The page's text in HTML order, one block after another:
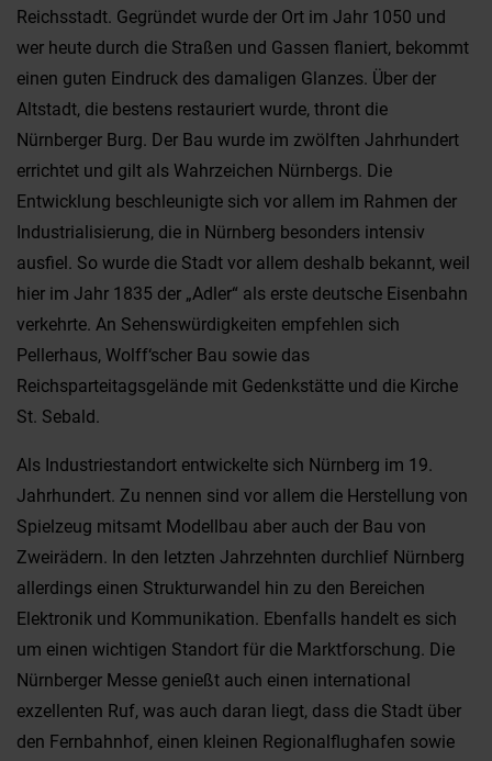
Reichsstadt. Gegründet wurde der Ort im Jahr 1050 und
wer heute durch die Straßen und Gassen flaniert, bekommt
einen guten Eindruck des damaligen Glanzes. Über der
Altstadt, die bestens restauriert wurde, thront die
Nürnberger Burg. Der Bau wurde im zwölften Jahrhundert
errichtet und gilt als Wahrzeichen Nürnbergs. Die
Entwicklung beschleunigte sich vor allem im Rahmen der
Industrialisierung, die in Nürnberg besonders intensiv
ausfiel. So wurde die Stadt vor allem deshalb bekannt, weil
hier im Jahr 1835 der „Adler“ als erste deutsche Eisenbahn
verkehrte. An Sehenswürdigkeiten empfehlen sich
Pellerhaus, Wolff‘scher Bau sowie das
Reichsparteitagsgelände mit Gedenkstätte und die Kirche
St. Sebald.
Als Industriestandort entwickelte sich Nürnberg im 19.
Jahrhundert. Zu nennen sind vor allem die Herstellung von
Spielzeug mitsamt Modellbau aber auch der Bau von
Zweirädern. In den letzten Jahrzehnten durchlief Nürnberg
allerdings einen Strukturwandel hin zu den Bereichen
Elektronik und Kommunikation. Ebenfalls handelt es sich
um einen wichtigen Standort für die Marktforschung. Die
Nürnberger Messe genießt auch einen international
exzellenten Ruf, was auch daran liegt, dass die Stadt über
den Fernbahnhof, einen kleinen Regionalflughafen sowie